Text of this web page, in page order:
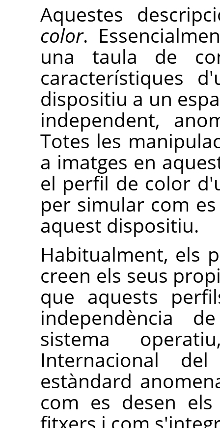
Aquestes
color.
una taula de
característiques
dispositiu a un
independent,
Totes les
a imatges en
el perfil de color
per simular com
aquest dispositiu.
Habitualment, els
creen els seus
que aquests
independència
sistema
Internacional
estàndard
com es desen
fitxers i com